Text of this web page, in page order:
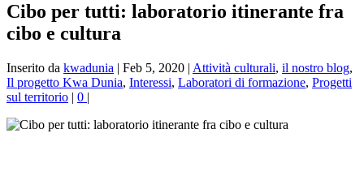
Cibo per tutti: laboratorio itinerante fra
cibo e cultura
Inserito da kwadunia | Feb 5, 2020 | Attività culturali, il nostro blog,
Il progetto Kwa Dunia, Interessi, Laboratori di formazione, Progetti
sul territorio | 0 |